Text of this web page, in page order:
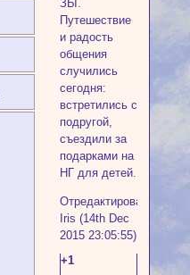
ЗЫ.
Путешествие
и радость
общения
случились
сегодня:
встретились с
подругой,
съездили за
подарками на
НГ для детей.
Отредактировано
Iris (14th Dec
2015 23:05:55)
+1